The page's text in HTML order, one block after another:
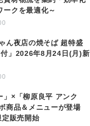
ークを最適化～
ん夜店の焼そば 超特盛
」2026年8月24日(月)新
」×「柳原良平 アンク
商品＆メニューが登場
販売開始